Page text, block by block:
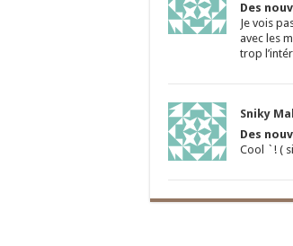
Des
Je vois
avec les
trop
Sniky
Des
Cool `! (